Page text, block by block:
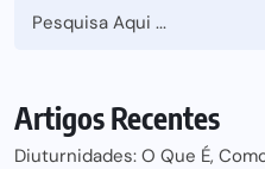
Artigos Recentes
Diuturnidades: O Que É,